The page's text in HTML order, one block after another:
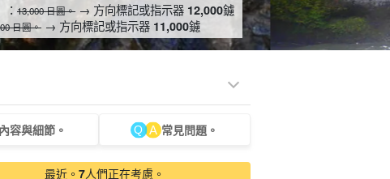
13,000 日圓。 → 方向標記或指示器 12,000鑢
日圓。 → 方向標記或指示器 11,000鑢
租車
內容與細節。 常見問題。
最近。 7人們正在考慮。